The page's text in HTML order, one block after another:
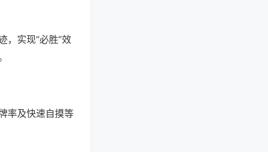
，实现“必胜”效
率及快速自摸等